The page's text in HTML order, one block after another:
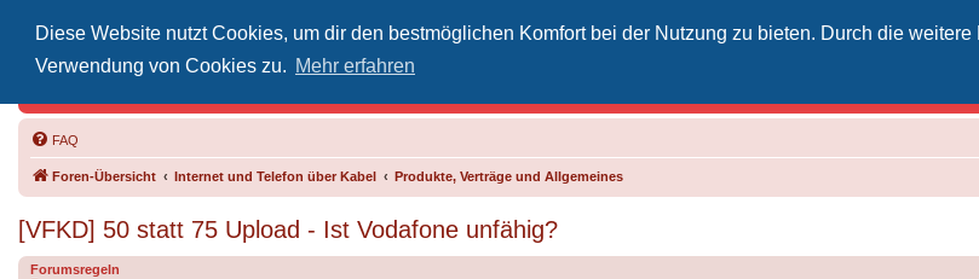
Diese Website nutzt Cookies, um dir den bestmöglichen Komfort bei der Nutzung zu bieten. Durch die
Verwendung von Cookies zu. Mehr erfahren
FAQ
Foren-Übersicht Internet und Telefon über Kabel Produkte, Verträge und Allgemeines
[VFKD] 50 statt 75 Upload - Ist Vodafone unfähig?
Forumsregeln